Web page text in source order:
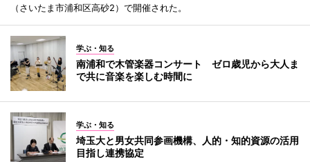
（さいたま市浦和区高砂2）で開催された。
学ぶ・知る
南浦和で木管楽器コンサート ゼロ歳児から大人ま
で共に音楽を楽しむ時間に
学ぶ・知る
埼玉大と男女共同参画機構、人的・知的資源の活用
目指し連携協定